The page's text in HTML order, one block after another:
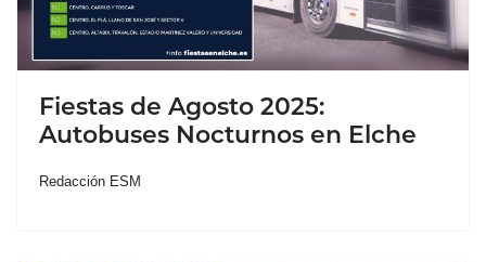
Fiestas de Agosto 2025:
Autobuses Nocturnos en Elche
Redacción ESM